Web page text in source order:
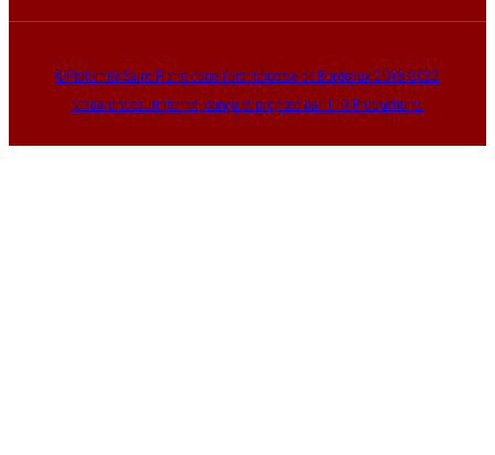
©Fraternité Saint Pierre dans l'archidiocèse de Bordeaux 2018-2022
Maparoissesurinternet, conçu et proposé par 119 Productions.